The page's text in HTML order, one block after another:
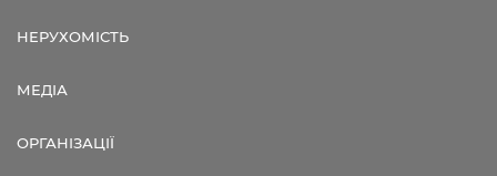
НЕРУХОМІСТЬ
МЕДІА
ОРГАНІЗАЦІЇ